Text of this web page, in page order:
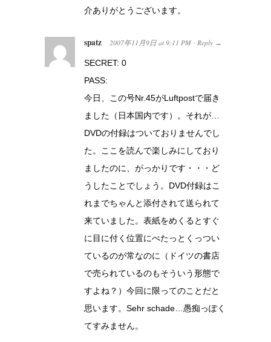
介ありがとうございます。
spatz 2007年11月9日 at 9:11 PM · Reply →
SECRET: 0
PASS:
今日、この号Nr.45がLuftpostで届き
ました（日本国内です）。それが…
DVDの付録はついておりませんでし
た。ここを読んで楽しみにしており
ましたのに、がっかりです・・・ど
うしたことでしょう。DVD付録はこ
れまでちゃんと添付されて送られて
来ていました。表紙をめくるとすぐ
に目に付く位置にぺたっとくっつい
ているのが常なのに（ドイツの書店
で売られているのもそういう形態で
すよね？）今回に限ってのことだと
思います。Sehr schade…愚痴っぽく
てすみません。